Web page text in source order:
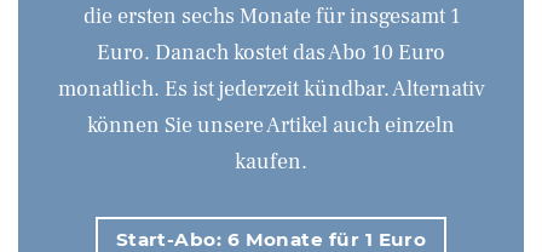
die ersten sechs Monate für insgesamt 1
Euro. Danach kostet das Abo 10 Euro
monatlich. Es ist jederzeit kündbar. Alternativ
können Sie unsere Artikel auch einzeln
kaufen.
Start-Abo: 6 Monate für 1 Euro